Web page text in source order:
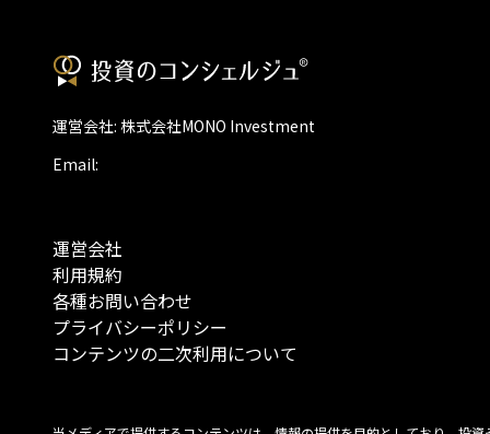
運営会社: 株式会社MONO Investment
Email:
運営会社
利用規約
各種お問い合わせ
プライバシーポリシー
コンテンツの二次利用について